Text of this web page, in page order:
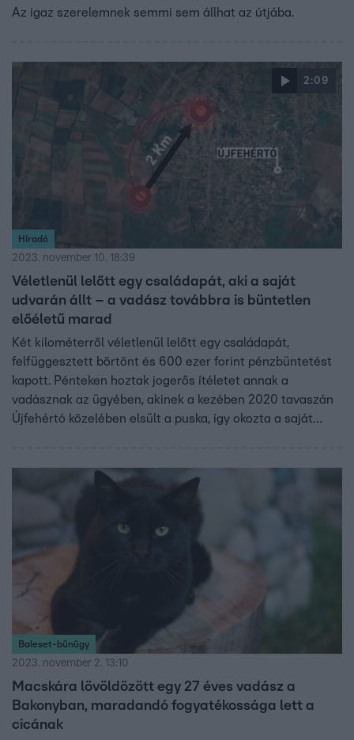
Az igaz szerelemnek semmi sem állhat az útjába.
2:09
Híradó
2023. november 10. 18:39
Véletlenül lelőtt egy családapát, aki a saját
udvarán állt – a vadász továbbra is büntetlen
előéletű marad
Két kilométerről véletlenül lelőtt egy családapát,
felfüggesztett börtönt és 600 ezer forint pénzbüntetést
kapott. Pénteken hoztak jogerős ítéletet annak a
vadásznak az ügyében, akinek a kezében 2020 tavaszán
Újfehértó közelében elsült a puska, így okozta a saját
Baleset-bűnügy
2023. november 2. 13:10
Macskára lövöldözött egy 27 éves vadász a
Bakonyban, maradandó fogyatékossága lett a
cicának